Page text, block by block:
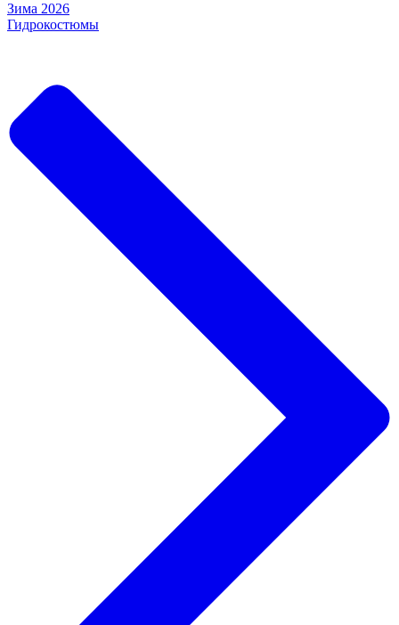
Зима 2026
Гидрокостюмы